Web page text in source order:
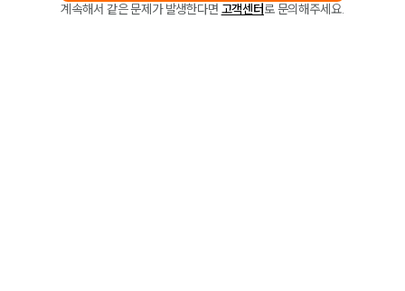
계속해서 같은 문제가 발생한다면 고객센터로 문의해주세요.